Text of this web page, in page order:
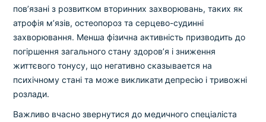
пов’язані з розвитком вторинних захворювань, таких як
атрофія м’язів, остеопороз та серцево-судинні
захворювання. Менша фізична активність призводить до
погіршення загального стану здоров’я і зниження
життєвого тонусу, що негативно сказывается на
психічному стані та може викликати депресію і тривожні
розлади.
Важливо вчасно звернутися до медичного спеціаліста